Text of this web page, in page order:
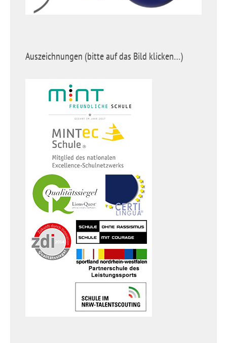
Auszeichnungen (bitte auf das Bild klicken…)